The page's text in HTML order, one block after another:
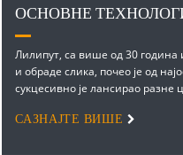
ОСНОВНЕ
Лилипут, са више од 30 година
и обраде слика, почео је од
сукцесивно је лансирао разне
САЗНАЈТЕ ВИШЕ